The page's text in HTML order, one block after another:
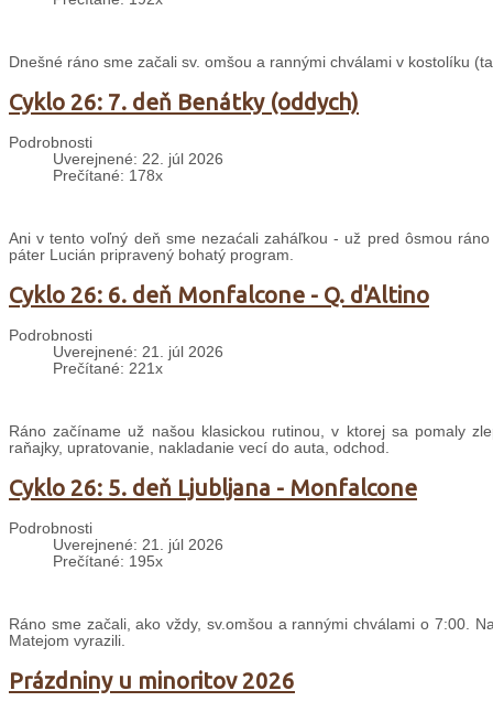
Dnešné ráno sme začali sv. omšou a rannými chválami v kostolíku
Cyklo 26: 7. deň Benátky (oddych)
Podrobnosti
Uverejnené: 22. júl 2026
Prečítané: 178x
Ani v tento voľný deň sme nezaćali zaháľkou - už pred ôsmou
páter Lucián pripravený bohatý program.
Cyklo 26: 6. deň Monfalcone - Q. d'Altino
Podrobnosti
Uverejnené: 21. júl 2026
Prečítané: 221x
Ráno začíname už našou klasickou rutinou, v ktorej sa pomaly
raňajky, upratovanie, nakladanie vecí do auta, odchod.
Cyklo 26: 5. deň Ljubljana - Monfalcone
Podrobnosti
Uverejnené: 21. júl 2026
Prečítané: 195x
Ráno sme začali, ako vždy, sv.omšou a rannými chválami o 7:00.
Matejom vyrazili.
Prázdniny u minoritov 2026